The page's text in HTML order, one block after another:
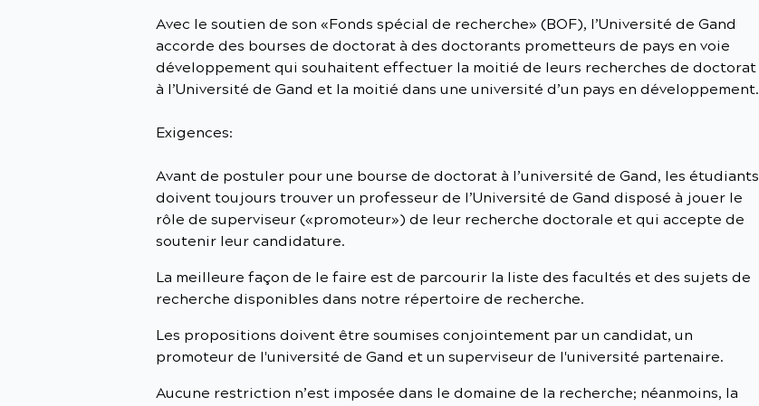
Avec le soutien de son «Fonds spécial de recherche» (BOF), l’Université de Gand
accorde des bourses de doctorat à des doctorants prometteurs de pays en voie
développement qui souhaitent effectuer la moitié de leurs recherches de doctorat
à l’Université de Gand et la moitié dans une université d’un pays en développement.
Exigences:
Avant de postuler pour une bourse de doctorat à l’université de Gand, les étudiants
doivent toujours trouver un professeur de l’Université de Gand disposé à jouer le
rôle de superviseur («promoteur») de leur recherche doctorale et qui accepte de
soutenir leur candidature.
La meilleure façon de le faire est de parcourir la liste des facultés et des sujets de
recherche disponibles dans notre répertoire de recherche.
Les propositions doivent être soumises conjointement par un candidat, un
promoteur de l'université de Gand et un superviseur de l'université partenaire.
Aucune restriction n’est imposée dans le domaine de la recherche; néanmoins, la